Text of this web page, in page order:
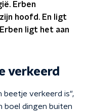
Erben
hoofd. En ligt
ligt het aan
verkeerd
beetje verkeerd is",
boel dingen buiten